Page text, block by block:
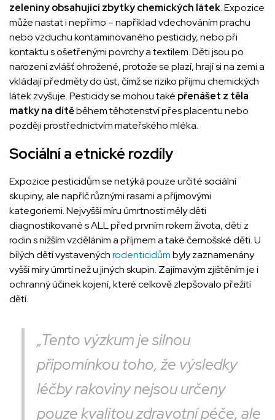
zeleniny obsahující zbytky chemických látek. Expozice
může nastat i nepřímo – například vdechováním prachu
nebo vzduchu kontaminovaného pesticidy, nebo při
kontaktu s ošetřenými povrchy a textilem. Děti jsou po
narození zvlášť ohrožené, protože se plazí, hrají si na zemi a
vkládají předměty do úst, čímž se riziko příjmu chemických
látek zvyšuje. Pesticidy se mohou také přenášet z těla
matky na dítěběhem těhotenství přes placentu nebo
později prostřednictvím mateřského mléka.
Sociální a etnické rozdíly
Expozice pesticidům se netýká pouze určité sociální
skupiny, ale napříč různými rasami a příjmovými
kategoriemi. Nejvyšší míru úmrtnosti měly děti
diagnostikované s ALL před prvním rokem života, děti z
rodin s nižším vzděláním a příjmem a také černošské děti. U
bílých dětí vystavenýchrodenticidůmbyly zaznamenány
vyšší míry úmrtí než u jiných skupin. Zajímavým zjištěním je i
ochranný účinek kojení, které celkově zlepšovalo přežití
dětí.
„Tento výzkum je silnou
připomínkou toho, že výsledky
léčby rakoviny nejsou určeny
pouze kvalitou zdravotní péče, ale